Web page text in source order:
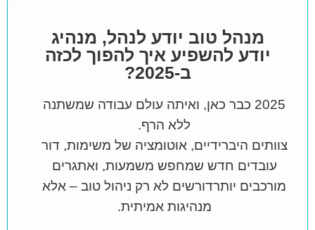
מנהל טוב יודע לנהל, מנהיג
יודע להשפיע איך להפוך לכזה
ב-2025?
2025 כבר כאן, ואיתה עולם עבודה שמשתנה
ללא הרף.
צוותים היברידיים, אוטומציה של משימות, דור
עובדים חדש שמחפש משמעות, ואתגרים
מורכבים יותרדורשים לא רק ניהול טוב – אלא
מנהיגות אמיתית.